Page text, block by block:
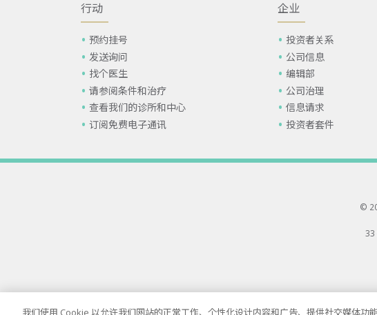
行动
预约挂号
发送询问
找个医生
请参阅条件和治疗
查看我们的诊所和中心
订阅免费电子通讯
企业
投资者关系
公司信息
编辑部
公司治理
信息请求
投资者套件
©
33
我们使用 Cookie 以允许我们网站的正常工作、个性化设计内容和广告、提供社交媒体功